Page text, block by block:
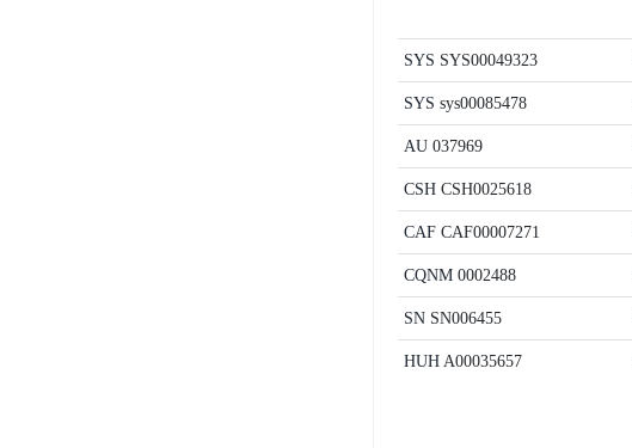
SYS SYS00049323
SYS sys00085478
AU 037969
CSH CSH0025618
CAF CAF00007271
CQNM 0002488
SN SN006455
HUH A00035657